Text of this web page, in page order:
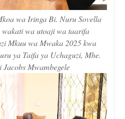
wa Iringa Bi. Nuru Sovella
wakati wa utoaji wa taarifa
Mkuu wa Mwaka 2025 kwa
ya Taifa ya Uchaguzi, Mhe.
Mwambegele